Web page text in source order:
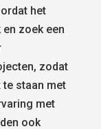
het
zoek een
zodat
staan met
met
ook